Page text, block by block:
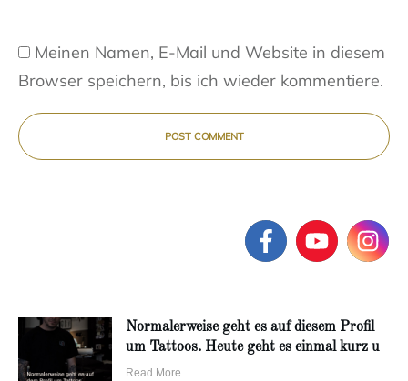
Meinen Namen, E-Mail und Website in diesem
Browser speichern, bis ich wieder kommentiere.
POST COMMENT
Normalerweise geht es auf diesem Profil
um Tattoos. Heute geht es einmal kurz u
Read More